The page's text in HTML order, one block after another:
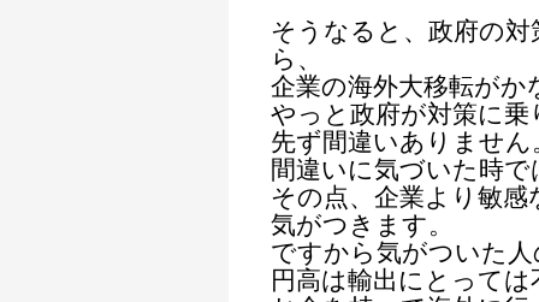
そうなると、政府の
ら、
企業の海外大移転がか
やっと政府が対策に
先ず間違いありません
間違いに気づいた時
その点、企業より敏
気がつきます。
ですから気がついた
円高は輸出にとって